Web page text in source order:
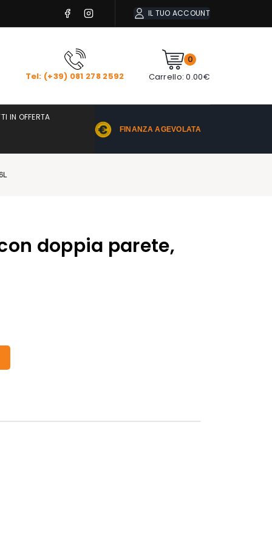
IL TUO ACCOUNT
Tel: (+39) 081 278 2592
0
Carrello: 0.00€
IN OFFERTA
FINANZA AGEVOLATA
doppia parete,